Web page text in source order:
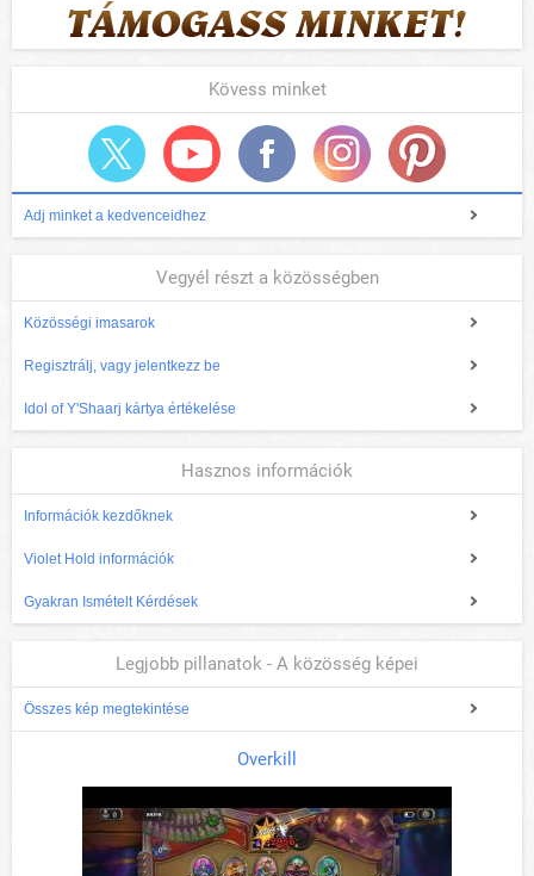
Kövess minket
Adj minket a kedvenceidhez
Vegyél részt a közösségben
Közösségi imasarok
Regisztrálj, vagy jelentkezz be
Idol of Y'Shaarj kártya értékelése
Hasznos információk
Információk kezdőknek
Violet Hold információk
Gyakran Ismételt Kérdések
Legjobb pillanatok - A közösség képei
Összes kép megtekintése
Overkill